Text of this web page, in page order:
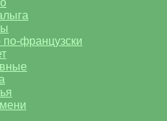
по-французски